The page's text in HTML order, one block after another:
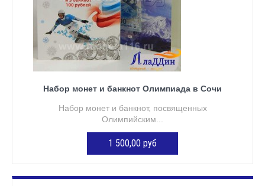
Набор монет и банкнот Олимпиада в Сочи
Набор монет и банкнот, посвященных
Олимпийским...
1 500,00 руб